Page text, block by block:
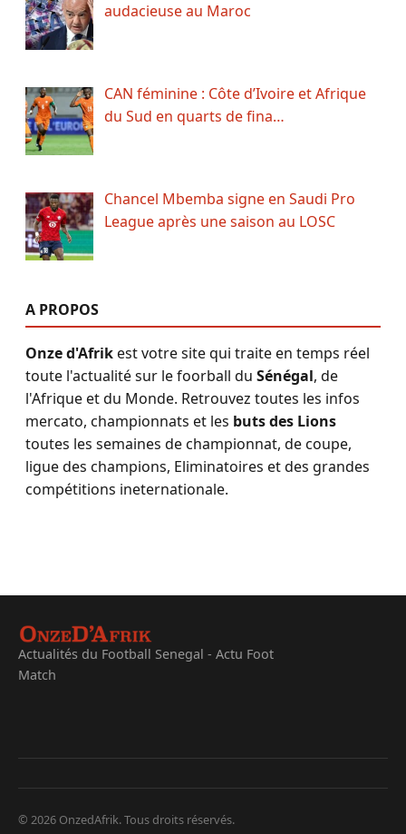
audacieuse au Maroc
CAN féminine : Côte d’Ivoire et Afrique
du Sud en quarts de fina…
Chancel Mbemba signe en Saudi Pro
League après une saison au LOSC
A PROPOS
Onze d'Afrikest votre site qui traite en temps réel
toute l'actualité sur le foorball du Sénégal, de
l'Afrique et du Monde. Retrouvez toutes les infos
mercato, championnats et les buts des Lions
toutes les semaines de championnat, de coupe,
ligue des champions, Eliminatoires et des grandes
compétitions ineternationale.
Actualités du Football Senegal - Actu Foot
Match
© 2026 OnzedAfrik. Tous droits réservés.